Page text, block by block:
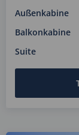
Außenkabine
Balkonkabine
Suite